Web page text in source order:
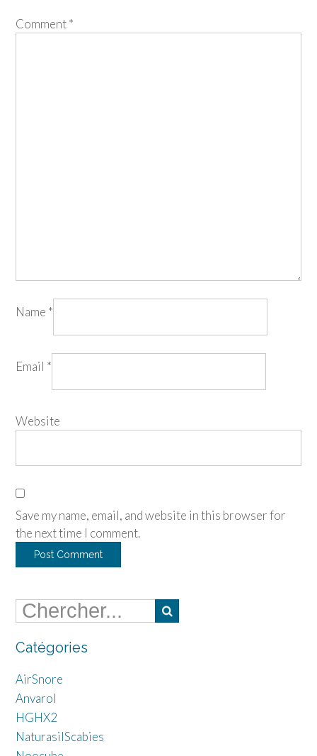
Comment*
Name *
Email *
Website
Save my name, email, and website in this browser for
the next time I comment.
Catégories
AirSnore
Anvarol
HGHX2
NaturasilScabies